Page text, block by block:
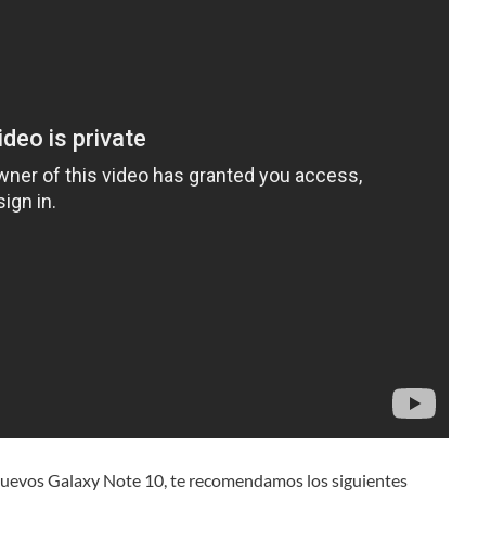
Galaxy Note 10, te recomendamos los siguientes